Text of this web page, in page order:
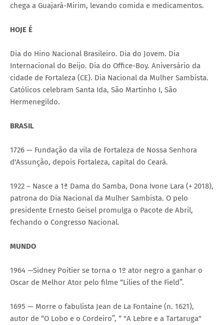
chega a Guajará-Mirim, levando comida e medicamentos.
HOJE É
Dia do Hino Nacional Brasileiro. Dia do Jovem. Dia
Internacional do Beijo. Dia do Office-Boy. Aniversário da
cidade de Fortaleza (CE). Dia Nacional da Mulher Sambista.
Católicos celebram Santa Ida, São Martinho I, São
Hermenegildo.
BRASIL
1726 — Fundação da vila de Fortaleza de Nossa Senhora
d'Assunção, depois Fortaleza, capital do Ceará.
1922 – Nasce a 1ª Dama do Samba, Dona Ivone Lara (+ 2018),
patrona do Dia Nacional da Mulher Sambista. O pelo
presidente Ernesto Geisel promulga o Pacote de Abril,
fechando o Congresso Nacional.
MUNDO
1964 —Sidney Poitier se torna o 1º ator negro a ganhar o
Oscar de Melhor Ator pelo filme “Lilies of the Field”.
1695 — Morre o fabulista Jean de La Fontaine (n. 1621),
autor de “O Lobo e o Cordeiro”, “ "A Lebre e a Tartaruga"